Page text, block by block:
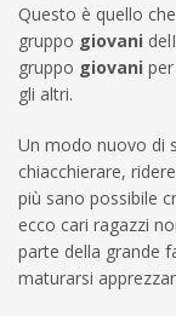
Questo è quello che
gruppo giovani
gruppo giovani
gli altri.
Un modo nuovo di
chiacchierare,
più sano possibile
ecco cari ragazzi
parte della grande
maturarsi